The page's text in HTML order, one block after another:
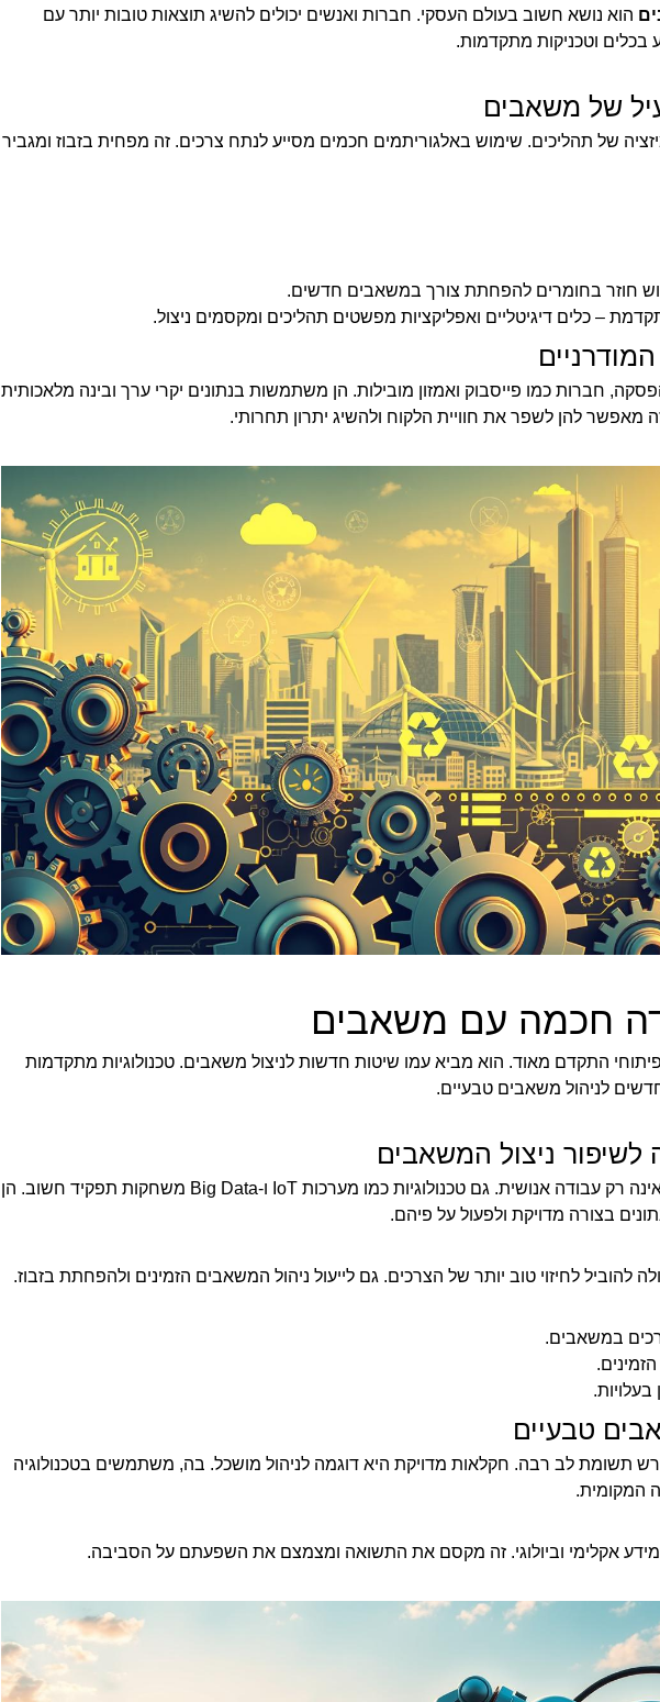
הוא נושא חשוב בעולם העסקי. חברות ואנשים יכולים להשיג תוצאות טובות יותר עם
וטכניקות מתקדמות.
של משאבים
של תהליכים. שימוש באלגוריתמים חכמים מסייע לנתח צרכים. זה מפחית בזבוז ומגביר
חוזר בחומרים להפחתת צורך במשאבים חדשים.
– כלים דיגיטליים ואפליקציות מפשטים תהליכים ומקסמים ניצול.
חברות כמו פייסבוק ואמזון מובילות. הן משתמשות בנתונים יקרי ערך ובינה מלאכותית
מאפשר להן לשפר את חוויית הלקוח ולהשיג יתרון תחרותי.
חכמה עם משאבים
התקדם מאוד. הוא מביא עמו שיטות חדשות לניצול משאבים. טכנולוגיות מתקדמות
לניהול משאבים טבעיים.
לשיפור ניצול המשאבים
עבודה חכמה עם משאבים אינה רק עבודה אנושית. גם טכנולוגיות כמו מערכות IoT ו-Big Data משחקות תפקיד חשוב. הן
בצורה מדויקת ולפעול על פיהם.
להוביל לחיזוי טוב יותר של הצרכים. גם לייעול ניהול המשאבים הזמינים ולהפחתת בזבוז.
במשאבים.
טבעיים
תשומת לב רבה. חקלאות מדויקת היא דוגמה לניהול מושכל. בה, משתמשים בטכנולוגיה
המקומית.
אקלימי וביולוגי. זה מקסם את התשואה ומצמצם את השפעתם על הסביבה.